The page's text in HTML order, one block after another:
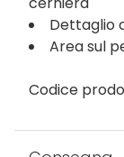
Dettaglio
Area sul
Codice